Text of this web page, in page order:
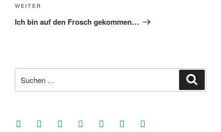
Nächster
Beitrag
WEITER
Ich bin auf den Frosch gekommen…
nach:
facebooksoundcloud
twitter mastodoninstagramthreads goodreads